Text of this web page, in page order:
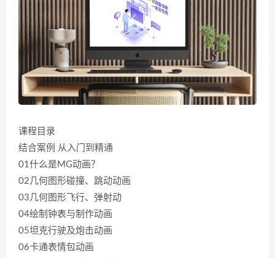
课程目录
结合案例 从入门到精通
01什么是MG动画？
02几何图形碰撞、跳动动画
03几何图形飞行、弹射动
04绘制钟表与制作动画
05坦克行驶及炮击动画
06卡通表情包动画